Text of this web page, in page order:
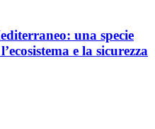
una specie
e la sicurezza